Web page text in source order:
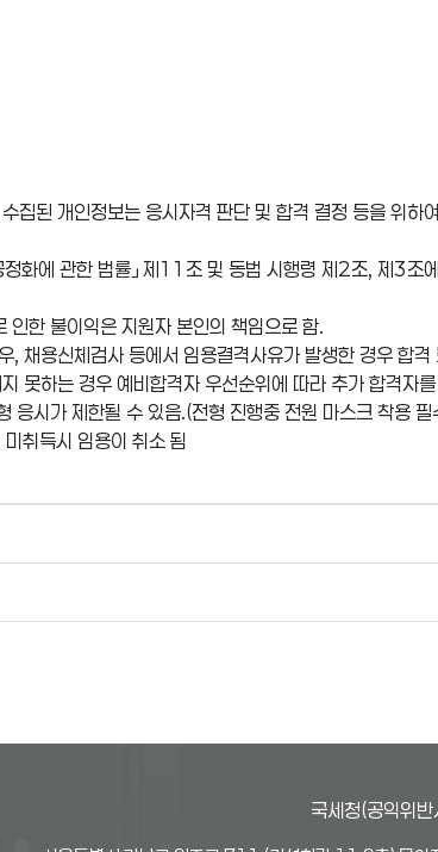
집된 개인정보는 응시자격 판단 및 합격 결정 등을 위하
정화에 관한 법률」 제11조 및 동법 시행령 제2조, 제3
인한 불이익은 지원자 본인의 책임으로 함.
채용신체검사 등에서 임용결격사유가 발생한 경우 합
못하는 경우 예비합격자 우선순위에 따라 추가 합격자
시가 제한될 수 있음.(전형 진행중 전원 마스크 착용 필
취득시 임용이 취소 됨
국세청(공익위